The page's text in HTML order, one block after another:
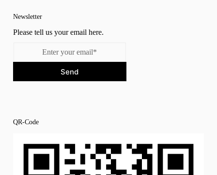
Newsletter
Please tell us your email here.
Send
QR-Code